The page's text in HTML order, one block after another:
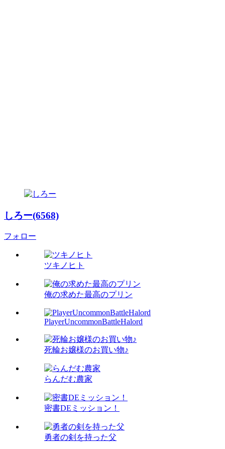
しろー(6568)
フォロー
ツキノヒト
俺の求めた最高のプリン
PlayerUncommonBattleHalord
死輪お嬢様のお買い物♪
らんだむ農家
密書DEミッション！
勇者の剣を持った父